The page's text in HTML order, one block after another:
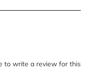
to write a review for this